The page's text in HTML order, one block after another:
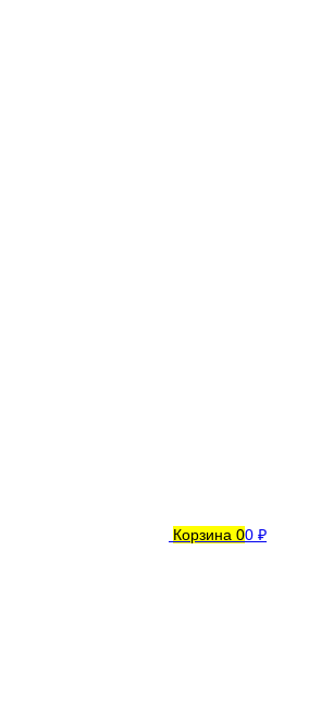
Корзина 00 ₽